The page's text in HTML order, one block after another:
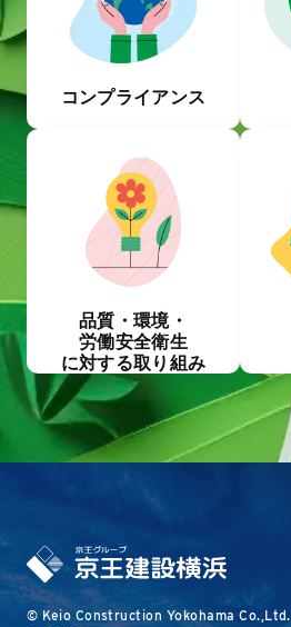
コンプライアンス
品質・環境・
労働安全衛⽣
に対する取り組み
© Keio Construction Yokohama Co.,Ltd.